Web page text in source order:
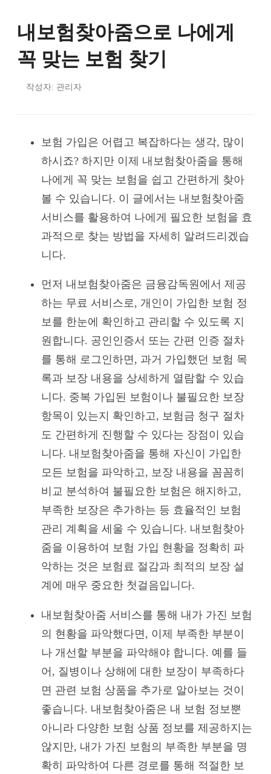
내보험찾아줌으로 나에게
꼭 맞는 보험 찾기
작성자: 관리자
보험 가입은 어렵고 복잡하다는 생각, 많이
하시죠? 하지만 이제 내보험찾아줌을 통해
나에게 꼭 맞는 보험을 쉽고 간편하게 찾아
볼 수 있습니다. 이 글에서는 내보험찾아줌
서비스를 활용하여 나에게 필요한 보험을 효
과적으로 찾는 방법을 자세히 알려드리겠습
니다.
먼저 내보험찾아줌은 금융감독원에서 제공
하는 무료 서비스로, 개인이 가입한 보험 정
보를 한눈에 확인하고 관리할 수 있도록 지
원합니다. 공인인증서 또는 간편 인증 절차
를 통해 로그인하면, 과거 가입했던 보험 목
록과 보장 내용을 상세하게 열람할 수 있습
니다. 중복 가입된 보험이나 불필요한 보장
항목이 있는지 확인하고, 보험금 청구 절차
도 간편하게 진행할 수 있다는 장점이 있습
니다. 내보험찾아줌을 통해 자신이 가입한
모든 보험을 파악하고, 보장 내용을 꼼꼼히
비교 분석하여 불필요한 보험은 해지하고,
부족한 보장은 추가하는 등 효율적인 보험
관리 계획을 세울 수 있습니다. 내보험찾아
줌을 이용하여 보험 가입 현황을 정확히 파
악하는 것은 보험료 절감과 최적의 보장 설
계에 매우 중요한 첫걸음입니다.
내보험찾아줌 서비스를 통해 내가 가진 보험
의 현황을 파악했다면, 이제 부족한 부분이
나 개선할 부분을 파악해야 합니다. 예를 들
어, 질병이나 상해에 대한 보장이 부족하다
면 관련 보험 상품을 추가로 알아보는 것이
좋습니다. 내보험찾아줌은 내 보험 정보뿐
아니라 다양한 보험 상품 정보를 제공하지는
않지만, 내가 가진 보험의 부족한 부분을 명
확히 파악하여 다른 경로를 통해 적절한 보